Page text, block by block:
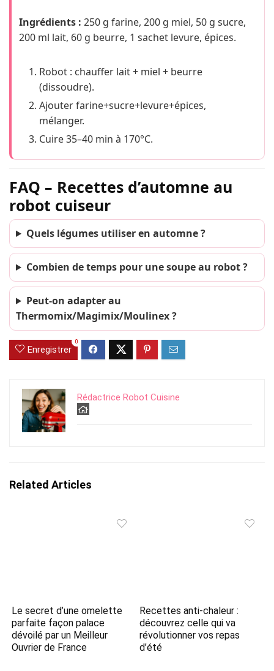
Ingrédients : 250 g farine, 200 g miel, 50 g sucre,
200 ml lait, 60 g beurre, 1 sachet levure, épices.
Robot : chauffer lait + miel + beurre
(dissoudre).
Ajouter farine+sucre+levure+épices,
mélanger.
Cuire 35–40 min à 170°C.
FAQ – Recettes d’automne au
robot cuiseur
Quels légumes utiliser en automne ?
Combien de temps pour une soupe au robot ?
Peut-on adapter au
Thermomix/Magimix/Moulinex ?
Enregistrer
0
Rédactrice Robot Cuisine
Related Articles
Le secret d’une omelette
parfaite façon palace
dévoilé par un Meilleur
Ouvrier de France
Recettes anti-chaleur :
découvrez celle qui va
révolutionner vos repas
d’été